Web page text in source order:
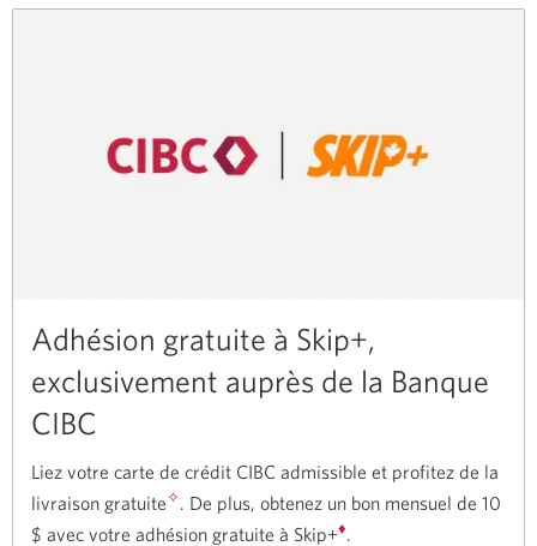
de
Adhésion gratuite à Skip+,
exclusivement auprès de la Banque
CIBC
Liez votre carte de crédit CIBC admissible et profitez de la
livraison gratuite✧. De plus, obtenez un bon mensuel de 10
$ avec votre adhésion gratuite à Skip+♦.